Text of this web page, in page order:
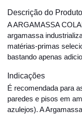
Descrição do Produto
A ARGAMASSA
argamassa
matérias-primas
bastando apenas
Indicações
É recomendada para
paredes e pisos em
azulejos). A